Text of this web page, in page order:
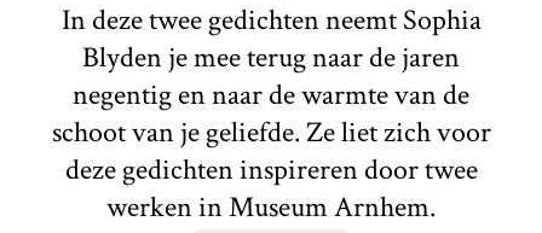
In deze twee gedichten neemt Sophia
Blyden je mee terug naar de jaren
negentig en naar de warmte van de
schoot van je geliefde. Ze liet zich voor
deze gedichten inspireren door twee
werken in Museum Arnhem.